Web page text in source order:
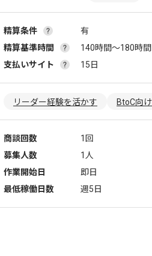
精算条件
有
精算基準時間
140時間〜180時間
支払いサイト
15日
リーダー経験を活かす BtoC向け
商談回数
1回
募集人数
1人
作業開始日
即日
最低稼働日数
週5日